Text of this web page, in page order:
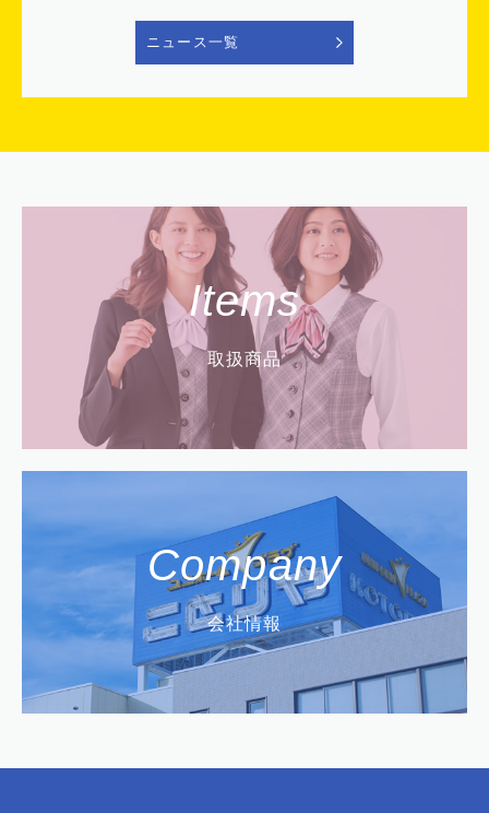
ニュース一覧
Items
取扱商品
Company
会社情報